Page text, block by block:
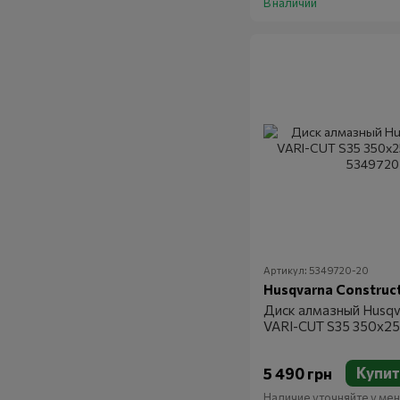
Артикул: 5349720-20
Husqvarna
Диск алмазный
VARI-CUT S35
5 490 грн